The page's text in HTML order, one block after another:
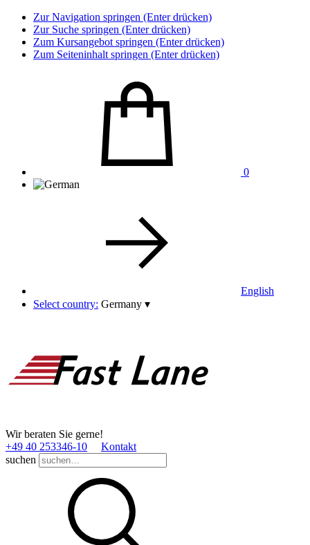
Zur Navigation springen (Enter drücken)
Zur Suche springen (Enter drücken)
Zum Kursangebot springen (Enter drücken)
Zum Seiteninhalt springen (Enter drücken)
0
English
Select country: Germany ▾
Wir beraten Sie gerne!
+49 40 253346­-10
Kontakt
suchen